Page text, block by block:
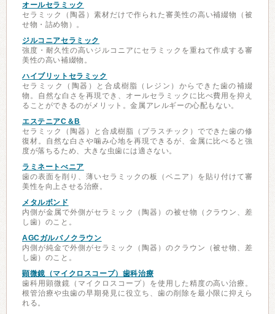
オールセラミック
セラミック（陶器）素材だけで作られた審美性の高い補綴物（被
せ物・詰め物）。
ジルコニアセラミック
強度・耐久性の高いジルコニアにセラミックを重ねて作成する審
美性の高い補綴物。
ハイブリットセラミック
セラミック（陶器）と合成樹脂（レジン）からできた歯の補綴
物。自然な白さを再現でき、オールセラミックに比べ費用を抑え
ることができるのがメリット。金属アレルギーの心配もない。
エステニアC＆B
セラミック（陶器）と合成樹脂（プラスチック）でできた歯の修
復材。自然な白さや噛み心地を再現できるが、金属に比べると強
度が落ちるため、大きな虫歯には適さない。
ラミネートべニア
歯の表面を削り、薄いセラミックの板（ベニア）を貼り付けて審
美性を向上させる治療。
メタルボンド
内側が金属で外側がセラミック（陶器）の被せ物（クラウン、差
し歯）のこと。
AGCガルバノクラウン
内側が純金で外側がセラミック（陶器）のクラウン（被せ物、差
し歯）のこと。
顕微鏡（マイクロスコープ）歯科治療
歯科用顕微鏡（マイクロスコープ）を使用した精度の高い治療。
根管治療や虫歯の早期発見に役立ち、歯の削除を最小限に抑えら
れる。